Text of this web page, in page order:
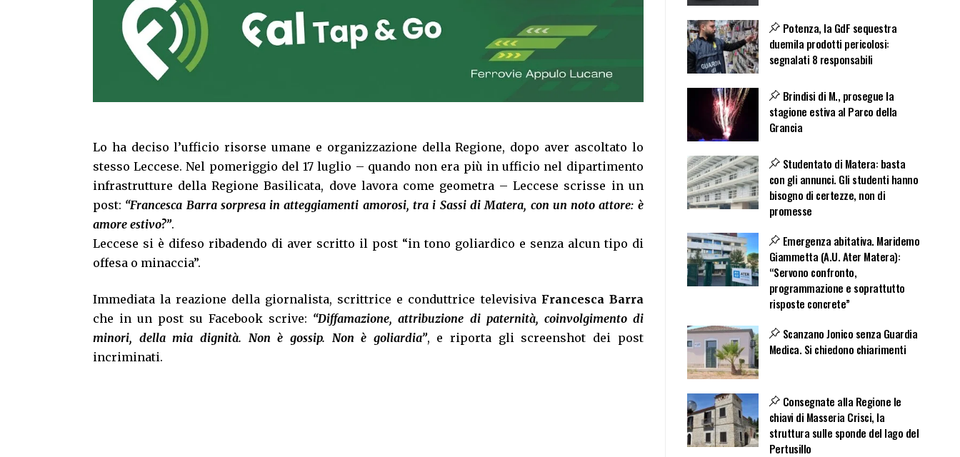
Lo ha deciso l’ufficio risorse umane e organizzazione della Regione, dopo aver ascoltato lo
stesso Leccese. Nel pomeriggio del 17 luglio – quando non era più in ufficio nel dipartimento
infrastrutture della Regione Basilicata, dove lavora come geometra – Leccese scrisse in un
post: “Francesca Barra sorpresa in atteggiamenti amorosi, tra i Sassi di Matera, con un noto attore: è
amore estivo?”.
Leccese si è difeso ribadendo di aver scritto il post “in tono goliardico e senza alcun tipo di
offesa o minaccia”.
Immediata la reazione della giornalista, scrittrice e conduttrice televisiva Francesca Barra
che in un post su Facebook scrive: “Diffamazione, attribuzione di paternità, coinvolgimento di
minori, della mia dignità. Non è gossip. Non è goliardia”, e riporta gli screenshot dei post
incriminati.
Potenza, la GdF sequestra
duemila prodotti pericolosi:
segnalati 8 responsabili
Brindisi di M., prosegue la
stagione estiva al Parco della
Grancia
Studentato di Matera: basta
con gli annunci. Gli studenti hanno
bisogno di certezze, non di
promesse
Emergenza abitativa. Maridemo
Giammetta (A.U. Ater Matera):
“Servono confronto,
programmazione e soprattutto
risposte concrete”
Scanzano Jonico senza Guardia
Medica. Si chiedono chiarimenti
Consegnate alla Regione le
chiavi di Masseria Crisci, la
struttura sulle sponde del lago del
Pertusillo